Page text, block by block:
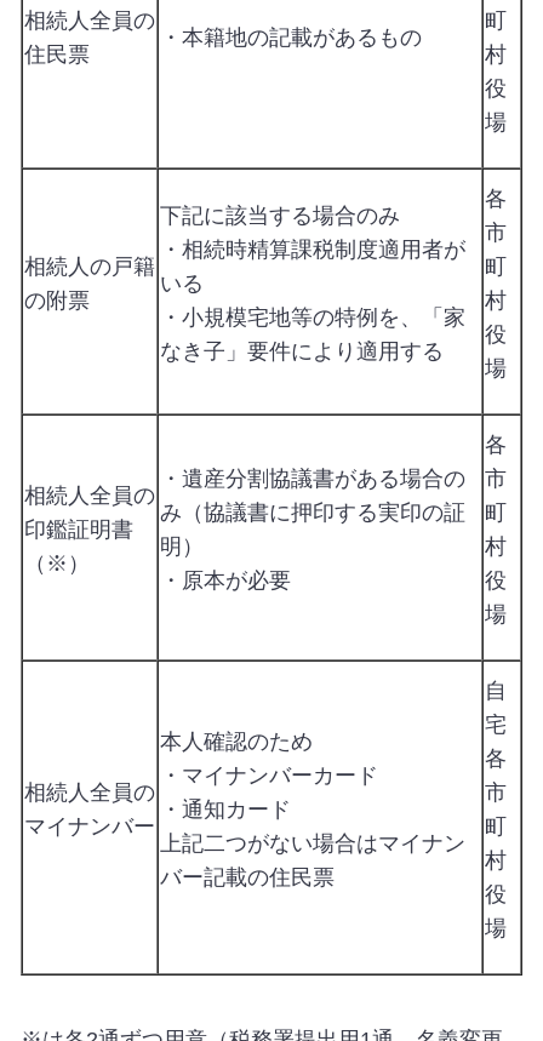
相続人全員の
住民票
・本籍地の記載があるもの
町
村
役
場
相続人の戸籍
の附票
下記に該当する場合のみ
・相続時精算課税制度適用者が
いる
・小規模宅地等の特例を、「家
なき子」要件により適用する
各
市
町
村
役
場
相続人全員の
印鑑証明書
（※）
・遺産分割協議書がある場合の
み（協議書に押印する実印の証
明）
・原本が必要
各
市
町
村
役
場
相続人全員の
マイナンバー
本人確認のため
・マイナンバーカード
・通知カード
上記二つがない場合はマイナン
バー記載の住民票
自
宅
各
市
町
村
役
場